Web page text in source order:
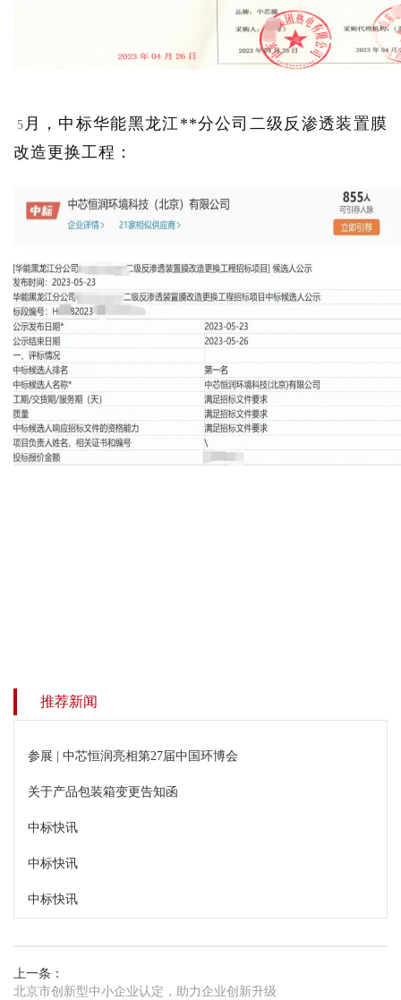
推荐新闻
参展 | 中芯恒润亮相第27届中国环博会
关于产品包装箱变更告知函
中标快讯
中标快讯
中标快讯
5 月，中标华能黑龙江**分公司二级反渗透装置膜
改造更换工程：
上一条：
北京市创新型中小企业认定，助力企业创新升级